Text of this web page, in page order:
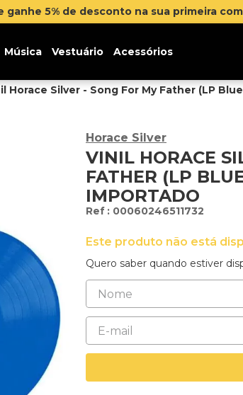
Parcelamento em até 12x sem juros.
Música Vestuário Acessórios
Horace Silver - Song For My Father (LP
Horace Silver
VINIL HORACE
FATHER (LP
IMPORTADO
: 00060246511732
Este produto não está
Quero saber quando estiver